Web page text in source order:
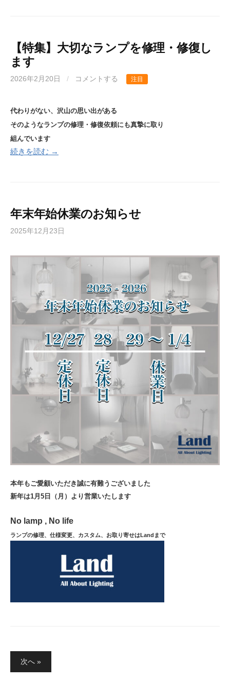
【特集】大切なランプを修理・修復し
ます
2026年2月20日 / コメントする 注目
代わりがない、沢山の思い出がある
そのようなランプの修理・修復依頼にも真摯に取り
組んでいます
続きを読む →
年末年始休業のお知らせ
2025年12月23日
本年もご愛顧いただき誠に有難うございました
新年は1月5日（月）より営業いたします
No lamp , No life
ランプの修理、仕様変更、カスタム、お取り寄せはLandまで
次へ »